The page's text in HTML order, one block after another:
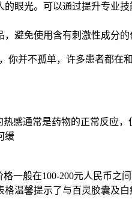
眼光。可以通过提升专业
避免使用含有刺激性成分的
并不孤单，许多患者都在和
感通常是药物的正常反应
缓
一般在100-200元人民币之
温馨提示了与百灵胶囊及